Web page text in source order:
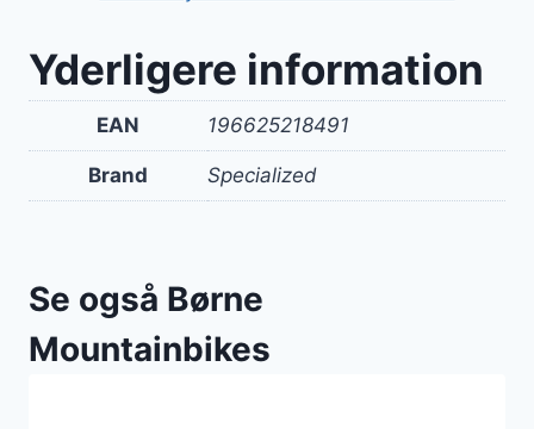
Yderligere information
EAN 196625218491
Brand Specialized
Se også Børne
Mountainbikes